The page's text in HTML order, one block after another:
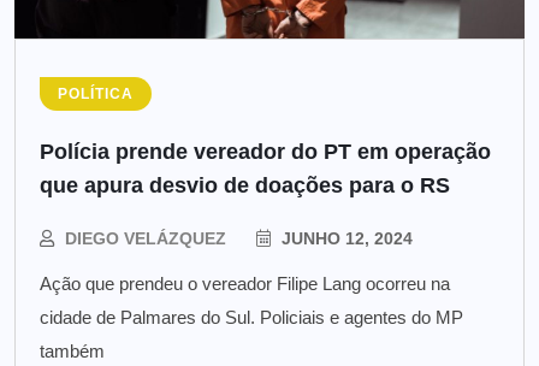
POLÍTICA
Polícia prende vereador do PT em operação
que apura desvio de doações para o RS
DIEGO VELÁZQUEZ JUNHO 12, 2024
Ação que prendeu o vereador Filipe Lang ocorreu na
cidade de Palmares do Sul. Policiais e agentes do MP
também